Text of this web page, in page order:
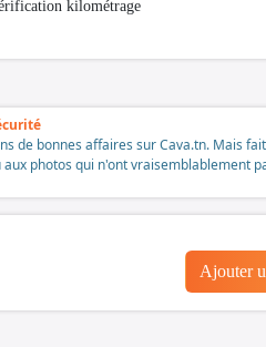
kilométrage
de bonnes affaires sur Cava.tn. Mais
aux photos qui n'ont vraisemblablement
Ajouter